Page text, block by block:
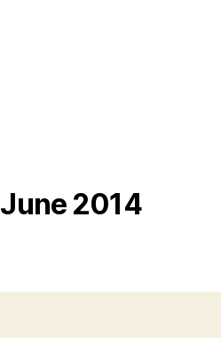
June 2014